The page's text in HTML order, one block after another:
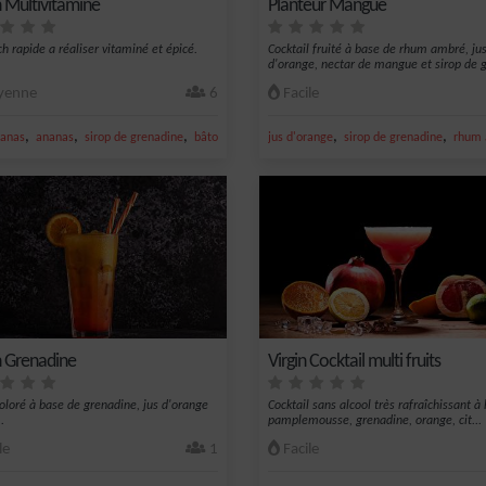
rosé,Vin
Multivitaminé
rapide a réaliser vitaminé et épicé.
6
, ananas, sirop de grenadine, bâton de cannelle,gingembre
Planteur Mangue
Cocktail fruité à base de rhum ambré, jus
d'orange, nectar de mangue et sirop de
Facile
jus d'orange, sirop de grenadine, rhum
Grenadine
à base de grenadine, jus d'orange
1
Virgin Cocktail multi fruits
Cocktail sans alcool très rafraîchissant à
pamplemousse, grenadine, orange, cit...
Facile